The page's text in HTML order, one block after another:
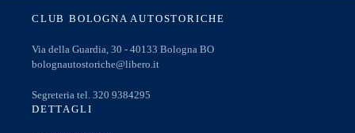
CLUB BOLOGNA AUTOSTORICHE
Via della Guardia, 30 - 40133 Bologna BO
bolognautostoriche@libero.it
Segreteria tel. 320 9384295
DETTAGLI